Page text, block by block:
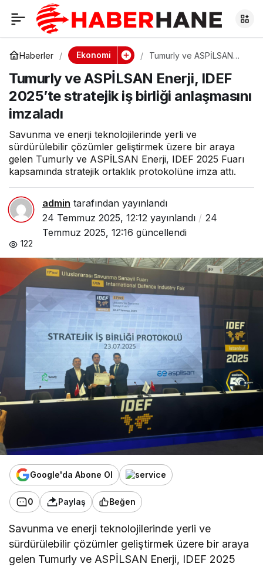
Haberler Ekonomi
Tumurly ve ASPİLSAN
stratejik iş birliği
anlaşmasını imzaladı
Tumurly ve ASPİLSAN Enerji, IDEF
2025’te stratejik iş birliği anlaşmasını
imzaladı
Savunma ve enerji teknolojilerinde yerli ve
sürdürülebilir çözümler geliştirmek üzere bir araya
gelen Tumurly ve ASPİLSAN Enerji, IDEF 2025 Fuarı
kapsamında stratejik ortaklık protokolüne imza attı.
admin tarafından yayınlandı
24 Temmuz 2025, 12:12 yayınlandı
24
Temmuz 2025, 12:16 güncellendi
122
Google'da Abone Ol
0 Paylaş Beğen
Savunma ve enerji teknolojilerinde yerli ve
sürdürülebilir çözümler geliştirmek üzere bir araya
gelen Tumurly ve ASPİLSAN Enerji, IDEF 2025
Tumurly ve ASPİLSAN
Enerji, IDEF 2025’te
stratejik iş birliği
anlaşmasını imzaladı
Paylaş